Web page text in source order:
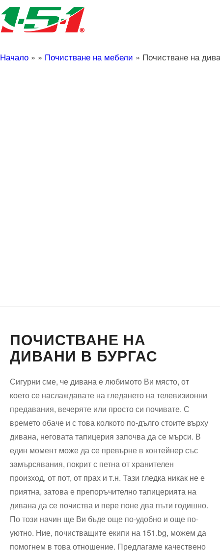
Начало » » Почистване на мебели » Почистване на
ПОЧИСТВАНЕ НА
ДИВАНИ В БУРГАС
Сигурни сме, че дивана е любимото Ви място, от
което се наслаждавате на гледането на телевизионни
предавания, вечеряте или просто си почивате. С
времето обаче и с това колкото по-дълго стоите върху
дивана, неговата тапицерия започва да се мърси. В
един момент може да се превърне в контейнер със
замърсявания, покрит с петна от хранителен
произход, от пот, от прах и т.н. Тази гледка никак не е
приятна, затова е препоръчително тапицерията на
дивана да се почиства и пере поне два пъти годишно.
По този начин ще Ви бъде още по-удобно и още по-
уютно. Ние, почистващите екипи на 151.bg, можем да
помогнем в това отношение. Предлагаме качествено